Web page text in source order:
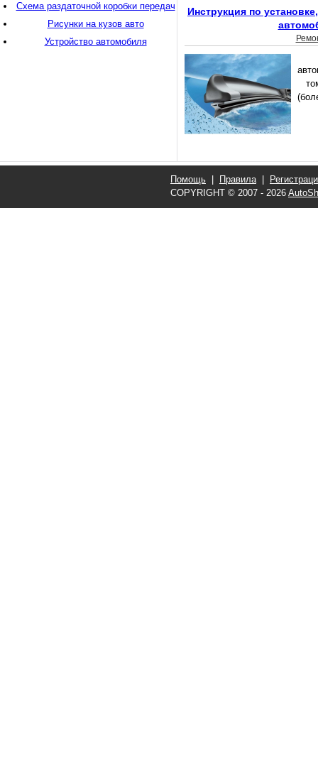
Инструкция по
Схема раздаточной коробки передач
Рисунки на кузов авто
Устройство автомобиля
Помощь Правила|
COPYRIGHT © 2007 - 2026